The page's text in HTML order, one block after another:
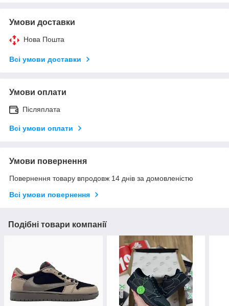
Умови доставки
Нова Пошта
Всі умови доставки
Умови оплати
Післяплата
Всі умови оплати
Умови повернення
Повернення товару впродовж 14 днів за домовленістю
Всі умови повернення
Подібні товари компанії